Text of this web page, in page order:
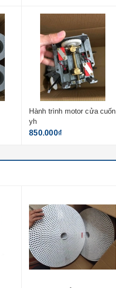
Hành trình motor cửa cuốn
yh
850.000₫